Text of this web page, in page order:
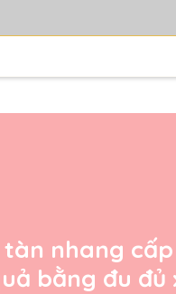
nhang
bằng đu đủ